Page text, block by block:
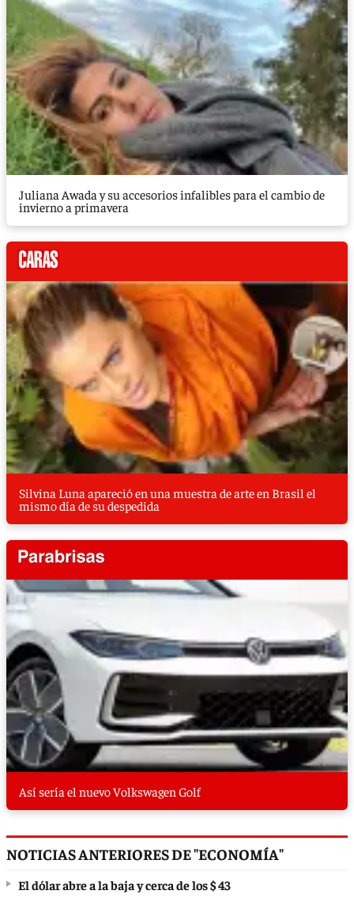
Juliana Awada y su accesorios infalibles para el cambio de
invierno a primavera
Silvina Luna apareció en una muestra de arte en Brasil el
mismo día de su despedida
Así sería el nuevo Volkswagen Golf
NOTICIAS ANTERIORES DE "ECONOMÍA"
El dólar abre a la baja y cerca de los $ 43